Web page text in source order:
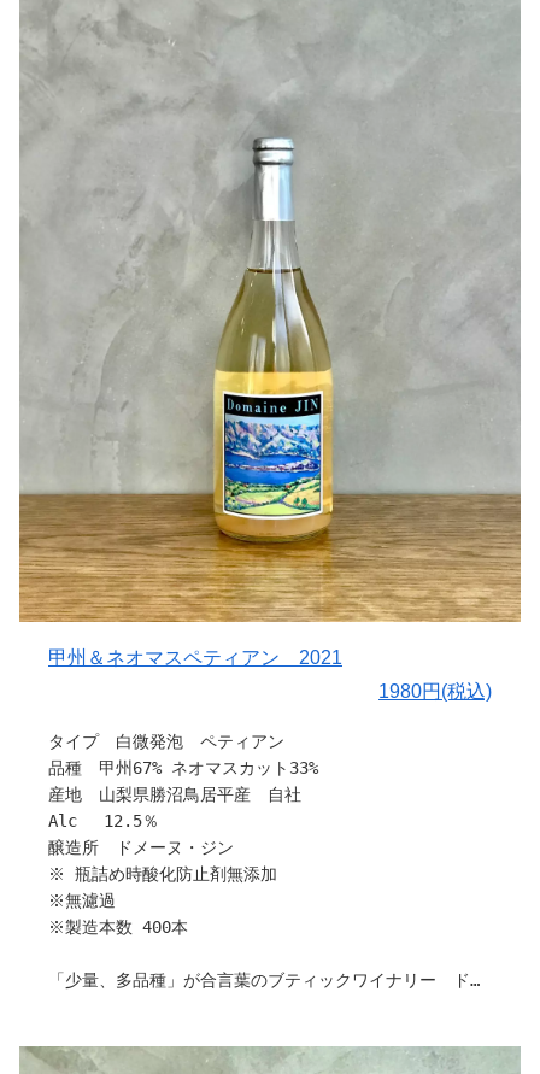
ですが、こだわりいっぱいのワインです。
是非沢山の方に飲んでいただきたいです！
ミネラル感を感じる柑橘のフレーバーから、キュッと苦み
と酸味が爽やかさを演出してくれます。
スッキリした印象で合わせる料理を選ばず、万能型です。
瓶内二次発酵の発泡ワインなので氷水でキンキンに冷やし
て、シャープな口当たりで楽しむのも良いかと思います！
時間の経過で旨味がぐんぐん伸びて来るので、変化にも注
☆酵母由来のオリが気になる方は2,3日冷蔵庫で立てて保管
して静かに注いでください。オリを混ぜても問題ありませ
ん。
作り手さんから
９月中～下旬に収穫された甲府市産、笛吹市産の完熟甲州
を使用。
〇栽培と醸造について
約２か月の低温発酵後、瓶内二次発酵により発泡ワインに
仕上げました。
瓶詰時亜硫酸無添加でやさしい味わいです。
〇料理との相性
和食全般に最適です。
引用：ドメーヌ・ジン
甲州＆ネオマスペティアン 2021
1980円(税込)
タイプ 白微発泡 ペティアン
品種 甲州67% ネオマスカット33%
産地 山梨県勝沼鳥居平産 自社
Alc 12.5％
醸造所 ドメーヌ・ジン
※ 瓶詰め時酸化防止剤無添加
※無濾過
※製造本数 400本
「少量、多品種」が合言葉のブティックワイナリー ドメ
栽培から販売まで、すべてお一人で作業されているため、